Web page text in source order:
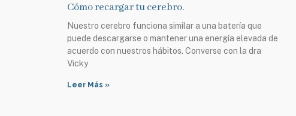
Cómo recargar tu cerebro.
Nuestro cerebro funciona similar a una batería que
puede descargarse o mantener una energía elevada de
acuerdo con nuestros hábitos. Converse con la dra
Vicky
Leer Más »